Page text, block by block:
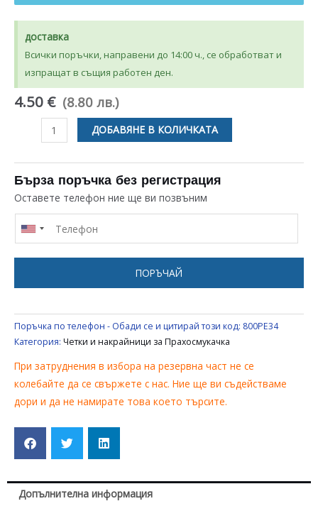
доставка
Всички поръчки, направени до 14:00 ч., се обработват и
изпращат в същия работен ден.
4.50 € (8.80 лв.)
количество
НАКРАЙНИК
ЗА
МАРКУЧ
ЗА
ПРАХОСМУКАЧКА
ДОБАВЯНЕ В КОЛИЧКАТА
Бърза поръчка без регистрация
Оставете телефон ние ще ви позвъним
ПОРЪЧАЙ
Поръчка по телефон - Обади се и цитирай този код: 800PE34
Категория: Четки и накрайници за Прахосмукачка
При затруднения в избора на резервна част не се
колебайте да се свържете с нас. Ние ще ви съдействаме
дори и да не намирате това което търсите.
Допълнителна информация